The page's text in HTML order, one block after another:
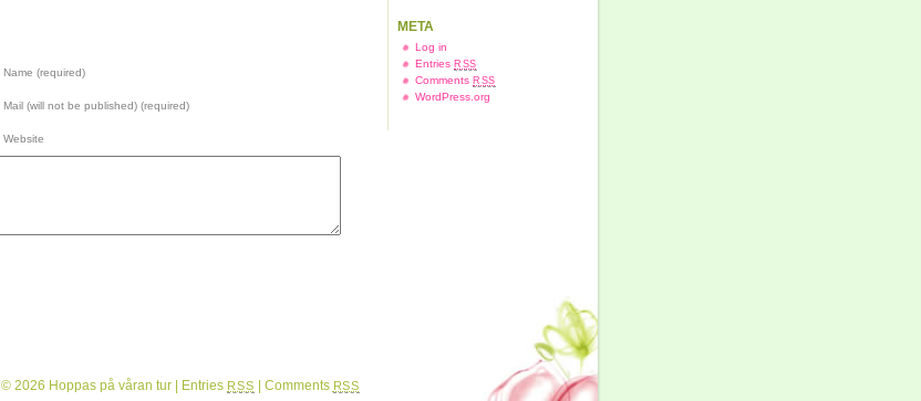
Name (required)
Mail (will not be published) (required)
Website
META
Log in
Entries RSS
Comments RSS
WordPress.org
© 2026 Hoppas på våran tur | Entries RSS Comments RSS